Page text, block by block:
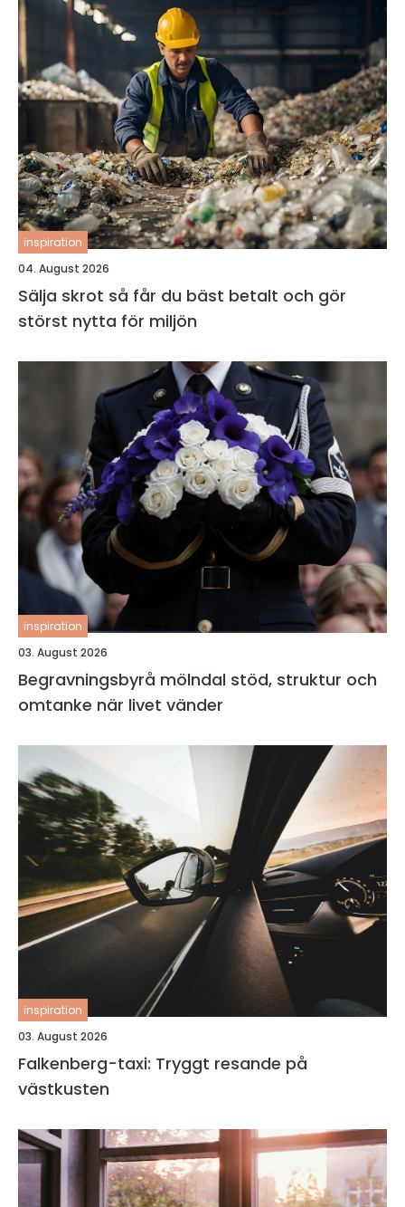
inspiration
04. August 2026
Sälja skrot så får du bäst betalt och gör
störst nytta för miljön
inspiration
03. August 2026
Begravningsbyrå mölndal stöd, struktur och
omtanke när livet vänder
inspiration
03. August 2026
Falkenberg-taxi: Tryggt resande på
västkusten